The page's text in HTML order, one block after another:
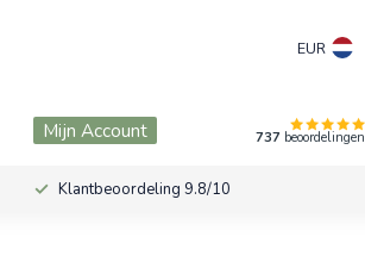
EUR
Mijn Account 737 beoordelingen
Klantbeoordeling 9.8/10